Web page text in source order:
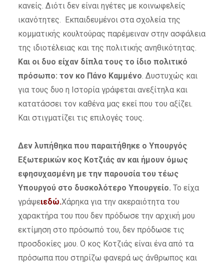
κανείς. Διότι δεν είναι ηγέτες με κοινωφελείς
ικανότητες. Εκπαιδευμένοι στα σχολεία της
κομματικής κουλτούρας παρέμειναν στην ασφάλεια
της ιδιοτέλειας και της πολιτικής ανηθικότητας.
Και οι δυο είχαν δίπλα τους το ίδιο πολιτικό
πρόσωπο: τον κο Πάνο Καμμένο. Δυστυχώς και
για τους δυο η Ιστορία γράφεται ανεξίτηλα και
κατατάσσει τον καθένα μας εκεί που του αξίζει.
Και στιγματίζει τις επιλογές τους.
Δεν λυπήθηκα που παραιτήθηκε ο Υπουργός
Εξωτερικών κος Κοτζιάς αν και ήμουν όμως
εφησυχασμένη με την παρουσία του τέως
Υπουργού στο δυσκολότερο Υπουργείο. Το είχα
γράψειεδώ.Χάρηκα για την ακεραιότητα του
χαρακτήρα του που δεν πρόδωσε την αρχική μου
εκτίμηση στο πρόσωπό του, δεν πρόδωσε τις
προσδοκίες μου. Ο κος Κοτζιάς είναι ένα από τα
πρόσωπα που στηρίζω φανερά ως άνθρωπος και